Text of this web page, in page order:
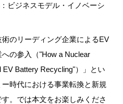
ビジネスモデル・イノベーシ
のリーディング企業によるEV
の参入（"How a Nuclear
EV Battery Recycling"）」とい
時代における事業転換と新規
。では本文をお楽しみくださ